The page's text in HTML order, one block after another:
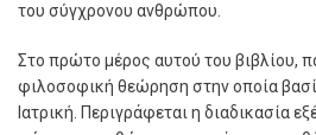
του σύγχρονου ανθρώπου.
Στο πρώτο μέρος αυτού του βιβλίου,
φιλοσοφική θεώρηση στην οποία
Ιατρική. Περιγράφεται η διαδικασία